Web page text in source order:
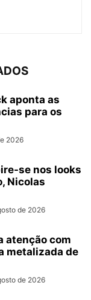
aponta as
para os
2026
se nos looks
Nicolas
de 2026
atenção com
metalizada de
de 2026